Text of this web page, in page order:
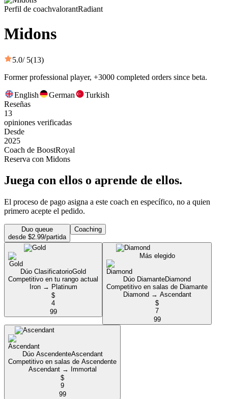
Perfil de coachvalorantRadiant
Midons
5.0/ 5(13)
Former professional player, +3000 completed orders since beta.
English German
Turkish
Reseñas
13
opiniones verificadas
Desde
2025
Coach de BoostRoyal
Reserva con Midons
Juega con ellos o aprende de ellos.
El proceso de pago asigna a este coach en específico, no a quien
primero acepte el pedido.
Duo queue
desde $2.99/partida
Coaching
Dúo ClasificatorioGold
Competitivo en tu rango actual
Iron → Platinum
$
4
99
Más elegido
Dúo DiamanteDiamond
Competitivo en salas de Diamante
Diamond → Ascendant
$
7
99
Dúo AscendenteAscendant
Competitivo en salas de Ascendente
Ascendant → Immortal
$
9
99